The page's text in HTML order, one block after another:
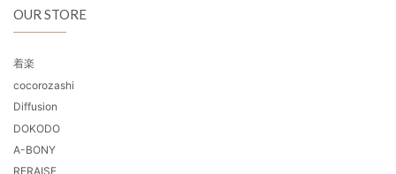
OUR STORE
着楽
cocorozashi
Diffusion
DOKODO
A-BONY
RERAISE